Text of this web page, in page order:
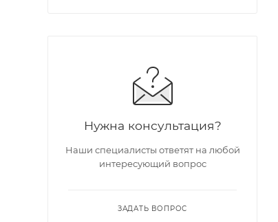
Нужна консультация?
Наши специалисты ответят на любой
интересующий вопрос
ЗАДАТЬ ВОПРОС